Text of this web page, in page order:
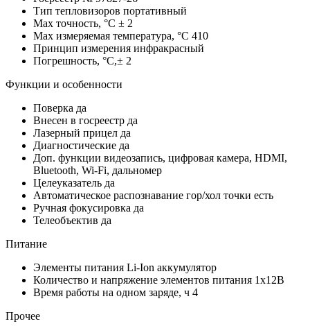
Тип тепловизоров портативный
Max точность, °С ± 2
Max измеряемая температура, °С 410
Принцип измерения инфракрасный
Погрешность, °C,± 2
Функции и особенности
Поверка да
Внесен в госреестр да
Лазерный прицел да
Диагностические да
Доп. функции видеозапись, цифровая камера, HDMI,
Bluetooth, Wi-Fi, дальномер
Целеуказатель да
Автоматическое распознавание гор/хол точки есть
Ручная фокусировка да
Телеобъектив да
Питание
Элементы питания Li-Ion аккумулятор
Количество и напряжение элементов питания 1х12В
Время работы на одном заряде, ч 4
Прочее